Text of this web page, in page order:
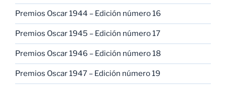
Premios Oscar 1944 – Edición número 16
Premios Oscar 1945 – Edición número 17
Premios Oscar 1946 – Edición número 18
Premios Oscar 1947 – Edición número 19